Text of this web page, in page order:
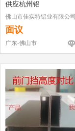
供应杭州铝
佛山市佳实特铝业有限公司
面议
广东-佛山市